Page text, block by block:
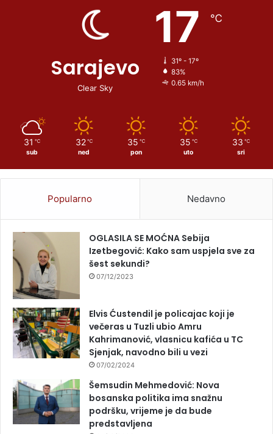
Sarajevo
Clear Sky
17 ℃
31º - 17º
83%
0.65 km/h
31 ℃
sub
32 ℃
ned
35 ℃
pon
35 ℃
uto
33 ℃
sri
Popularno Nedavno
OGLASILA SE MOĆNA Sebija
Izetbegović: Kako sam uspjela sve za
šest sekundi?
07/12/2023
Elvis Ćustendil je policajac koji je
večeras u Tuzli ubio Amru
Kahrimanović, vlasnicu kafića u TC
Sjenjak, navodno bili u vezi
07/02/2024
Šemsudin Mehmedović: Nova
bosanska politika ima snažnu
podršku, vrijeme je da bude
predstavljena